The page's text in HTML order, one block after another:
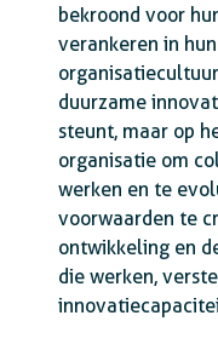
bekroond voor
verankeren in
duurzame
steunt, maar op
organisatie om
werken en te
voorwaarden te
ontwikkeling en
die werken,